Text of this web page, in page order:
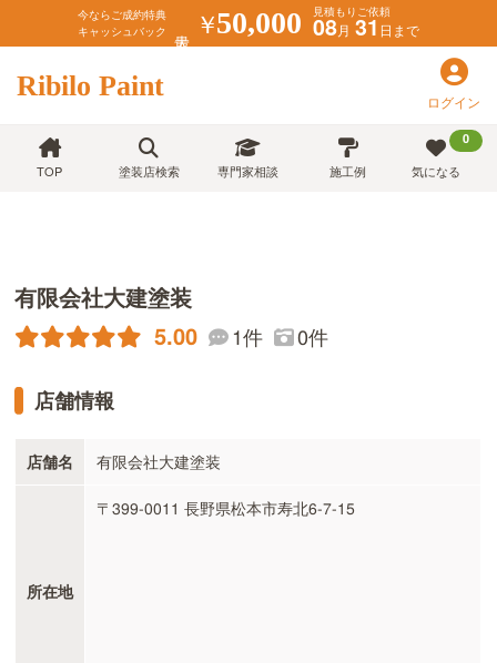
今ならご成約特典
キャッシュバック
￥50,000 見積もりご依頼
08月 31日まで
Ribilo Paint ログイン
TOP 塗装店検索 専門家相談 施工例
0
気になる
有限会社大建塗装
5.00 1件 0件
店舗情報
店舗名 有限会社大建塗装
所在地
〒399-0011 長野県松本市寿北6-7-15